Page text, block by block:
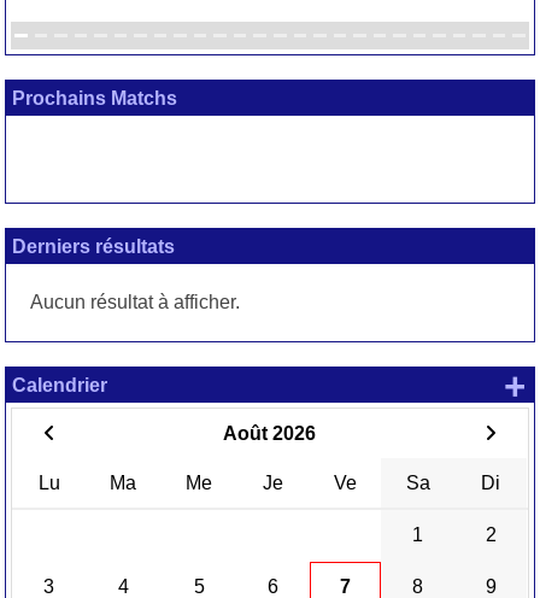
Prochains Matchs
Derniers résultats
Aucun résultat à afficher.
Calendrier
Août 2026
Lu Ma Me Je Ve Sa Di
1 2
3 4 5 6 7 8 9
+